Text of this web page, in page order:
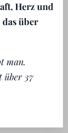
Herz und
über
man.
über 37